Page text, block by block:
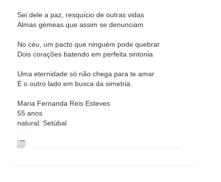
Sei dele a paz, resquício de outras vidas
Almas gémeas que assim se denunciam
No céu, um pacto que ninguém pode quebrar
Dois corações batendo em perfeita sintonia
Uma eternidade só não chega para te amar
É o outro lado em busca da simetria.
Maria Fernanda Reis Esteves
55 anos
natural: Setúbal